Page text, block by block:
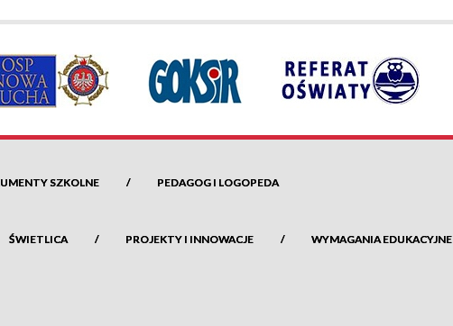
SZKOLNE PEDAGOG I LOGOPEDA
ŚWIETLICA PROJEKTY I INNOWACJE WYMAGANIA EDUKACYJNE